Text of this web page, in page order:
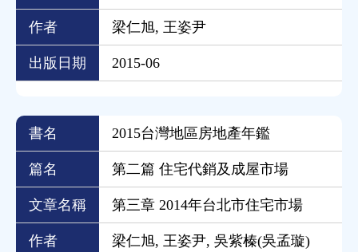
作者 梁仁旭, 王姿尹
出版日期 2015-06
書名 2015台灣地區房地產年鑑
篇名 第二篇 住宅代銷及成屋市場
文章名稱 第三章 2014年台北市住宅市場
作者 梁仁旭, 王姿尹, 吳紫榛(吳孟璇)